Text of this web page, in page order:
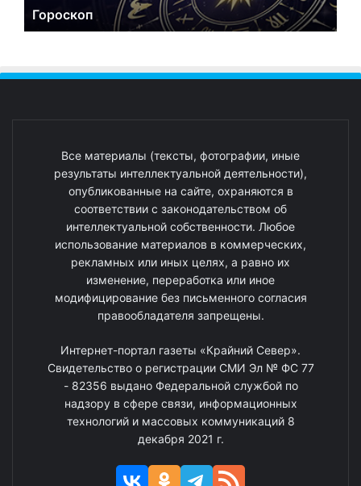
Гороскоп
Все материалы (тексты, фотографии, иные
результаты интеллектуальной деятельности),
опубликованные на сайте, охраняются в
соответствии с законодательством об
интеллектуальной собственности. Любое
использование материалов в коммерческих,
рекламных или иных целях, а равно их
изменение, переработка или иное
модифицирование без письменного согласия
правообладателя запрещены.
Интернет-портал газеты «Крайний Север».
Свидетельство о регистрации СМИ Эл № ФС 77
- 82356 выдано Федеральной службой по
надзору в сфере связи, информационных
технологий и массовых коммуникаций 8
декабря 2021 г.